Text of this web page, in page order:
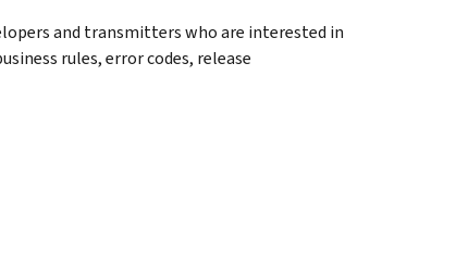
and transmitters who are interested in
rules, error codes, release